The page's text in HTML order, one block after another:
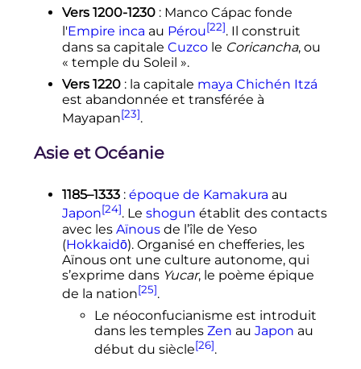
Vers 1200-1230 : Manco Cápac fonde
l'Empire inca au Pérou[22]. Il construit
dans sa capitale Cuzcole Coricancha, ou
« temple du Soleil ».
Vers 1220 : la capitale maya Chichén Itzá
est abandonnée et transférée à
Mayapan[23].
Asie et Océanie
1185–1333 : époque de Kamakura au
Japon[24]. Le shogun établit des contacts
avec les Aïnousde l’île de Yeso
(Hokkaidō). Organisé en chefferies, les
Aïnous ont une culture autonome, qui
s’exprime dans Yucar, le poème épique
de la nation[25].
Le néoconfucianisme est introduit
dans les temples Zen au Japon au
début du siècle[26].